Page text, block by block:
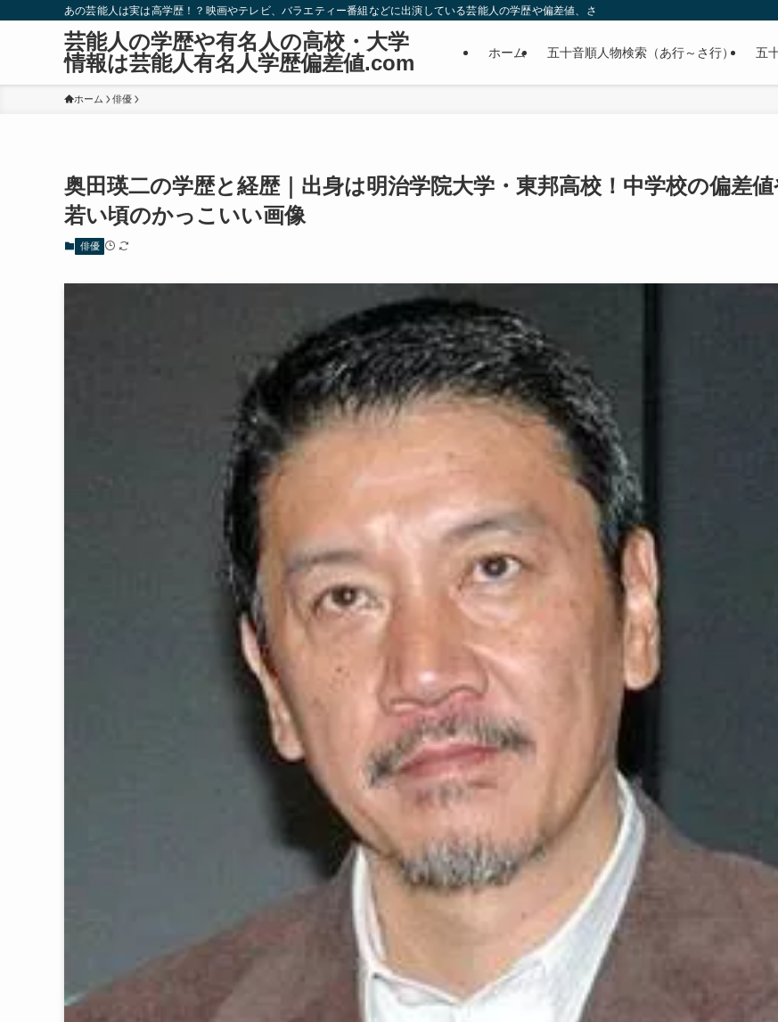
あの芸能人は実は高学歴！？映画やテレビ、バラエティー番組などに出演している芸能人の学歴や偏差値、さらに政治家やスポーツ選手などの有
芸能人の学歴や有名人の高校・大学
情報は芸能人有名人学歴偏差値.com
ホーム 五十音順人物検索（あ行～さ行） 五
ホーム 俳優
奥田瑛二の学歴と経歴｜出身は明治学院大学・東邦高校！中学校の偏差値
若い頃のかっこいい画像
俳優